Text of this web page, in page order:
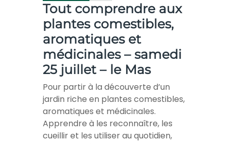
Tout comprendre aux
plantes comestibles,
aromatiques et
médicinales – samedi
25 juillet – le Mas
Pour partir à la découverte d’un
jardin riche en plantes comestibles,
aromatiques et médicinales.
Apprendre à les reconnaître, les
cueillir et les utiliser au quotidien,